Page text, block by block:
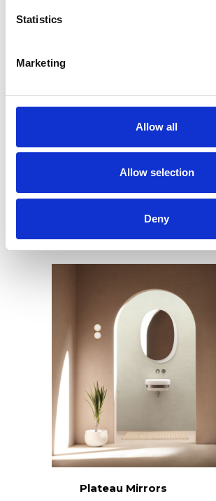
Statistics
Marketing
Allow all
Allow selection
Deny
Plateau Mirrors